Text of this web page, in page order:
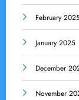
February
January 2025
December
November